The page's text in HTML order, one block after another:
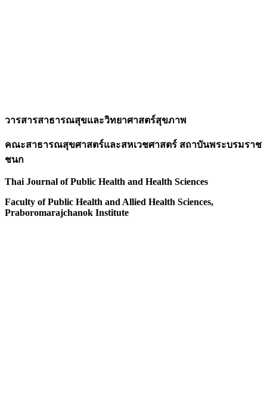
วารสารสาธารณสุขและวิทยาศาสตร์สุขภาพ
คณะสาธารณสุขศาสตร์และสหเวชศาสตร์ สถาบันพระบรมราช
ชนก
Thai Journal of Public Health and Health Sciences
Faculty of Public Health and Allied Health Sciences,
Praboromarajchanok Institute